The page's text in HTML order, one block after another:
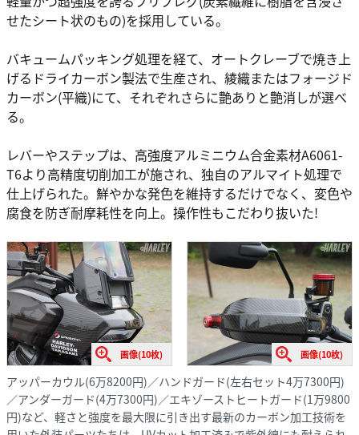
せたシート状のもの)を採用している。
バキュームパッキング処理を経て、オートクレーブで焼き上
げるドライカーボン製法で生産され、綾織またはフォージド
カーボン(平織)にて、それぞれさらに艶ありと艶消しが選べ
る。
レバーやステップは、高強度アルミニウム合金素材A6061-
T6より高精度切削加工が施され、独自のアルマイト処理で
仕上げられた。鮮やかな発色を維持するだけでなく、変色や
腐食を防ぎ耐摩耗性を向上。操作性もこだわり抜いた!
画像(10枚) 画像(10枚)
アッパーカウル(6万8200円)／ハンドガード(左右セット4万7300円)
／アンダーガード(4万7300円)／エキゾーストヒートガード(1万9800
円)など、軽さと強度を最大限に引き出す最新のカーボン加工技術を